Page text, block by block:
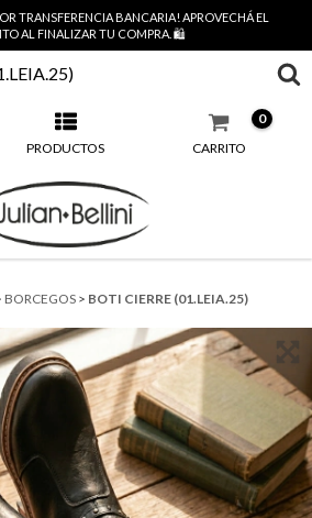
TRANSFERENCIA BANCARIA! APROVECHÁ EL
AL FINALIZAR TU COMPRA. 🛍️
PRODUCTOS CARRITO
0
BORCEGOS > BOTI CIERRE (01.LEIA.25)